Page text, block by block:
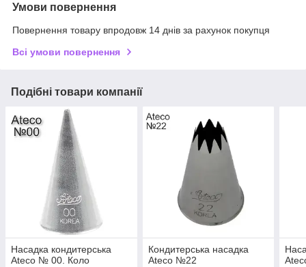
Умови повернення
Повернення товару впродовж 14 днів за рахунок покупця
Всі умови повернення
Подібні товари компанії
Насадка кондитерська
Ateco № 00. Коло
Кондитерська насадка
Ateco №22